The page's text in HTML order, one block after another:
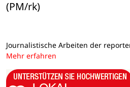
(PM/rk)
Journalistische Arbeiten der
Mehr erfahren